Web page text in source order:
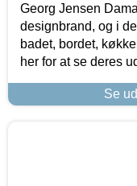
Georg Jensen
designbrand, og i
badet, bordet,
her for at se deres
Se